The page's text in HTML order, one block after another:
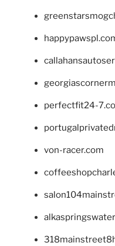
perfectfit24-
von-racer.com